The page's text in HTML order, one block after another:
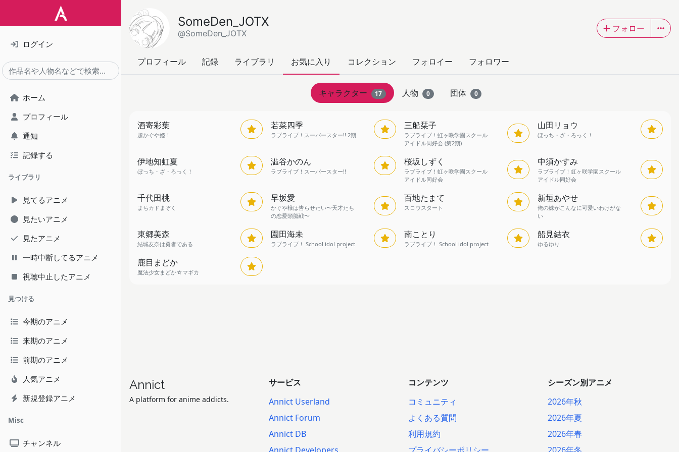
ログイン
ホーム
プロフィール
通知
記録する
ライブラリ
見てるアニメ
見たいアニメ
見たアニメ
一時中断してるアニメ
視聴中止したアニメ
見つける
今期のアニメ
来期のアニメ
前期のアニメ
人気アニメ
新規登録アニメ
Misc
チャンネル
SomeDen_JOTX
@SomeDen_JOTX フォロー
プロフィール 記録 ライブラリ お気に入り コレクション フォロイー フォロワー
キャラクター 17 人物 0 団体 0
酒寄彩葉
超かぐや姫！
若菜四季
ラブライブ！スーパースター!! 2期
三船栞子
ラブライブ！虹ヶ咲学園スクール
アイドル同好会 (第2期)
山田リョウ
ぼっち・ざ・ろっく！
伊地知虹夏
ぼっち・ざ・ろっく！
澁谷かのん
ラブライブ！スーパースター!!
桜坂しずく
ラブライブ！虹ヶ咲学園スクール
アイドル同好会
中須かすみ
ラブライブ！虹ヶ咲学園スクール
アイドル同好会
千代田桃
まちカドまぞく
早坂愛
かぐや様は告らせたい〜天才たち
の恋愛頭脳戦〜
百地たまて
スロウスタート
新垣あやせ
俺の妹がこんなに可愛いわけがな
い
東郷美森
結城友奈は勇者である
園田海未
ラブライブ！ School idol project
南ことり
ラブライブ！ School idol project
船見結衣
ゆるゆり
鹿目まどか
魔法少女まどか☆マギカ
Annict
A platform for anime addicts.
サービス
Annict Userland
Annict Forum
Annict DB
コンテンツ
コミュニティ
よくある質問
利用規約
シーズン別アニメ
2026年秋
2026年夏
2026年春